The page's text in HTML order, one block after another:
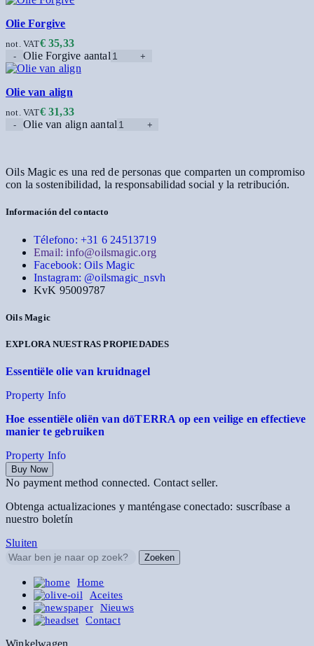
Olie Forgive
€35,33
not. VAT
Olie Forgive aantal
Olie van align
€31,33
not. VAT
Olie van align aantal
Oils Magic es una red de personas que comparten un compromiso
con la sostenibilidad, la responsabilidad social y la retribución.
Información del contacto
Télefono: +31 6 24513719
Email: info@oilsmagic.org
Facebook: Oils Magic
Instagram: @oilsmagic_nsvh
KvK 95009787
Oils Magic
EXPLORA NUESTRAS PROPIEDADES
Essentiële olie van kruidnagel
Property Info
Hoe essentiële oliën van dōTERRA op een veilige en effectieve
manier te gebruiken
Property Info
Buy Now
No payment method connected. Contact seller.
Obtenga actualizaciones y manténgase conectado: suscríbase a
nuestro boletín
Sluiten
Zoeken
Home
Aceites
Nieuws
Contact